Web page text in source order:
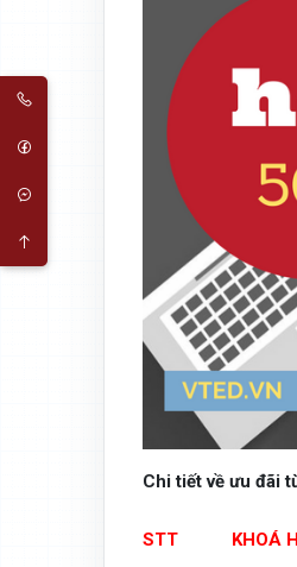
Chi tiết về ưu đãi
STT KHOÁ